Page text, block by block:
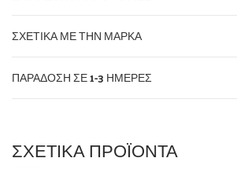
ΣΧΕΤΙΚΆ ΜΕ ΤΗΝ ΜΆΡΚΑ
ΠΑΡΆΔΟΣΗ ΣΕ 1-3 ΗΜΈΡΕΣ
ΣΧΕΤΙΚΆ ΠΡΟΪΌΝΤΑ